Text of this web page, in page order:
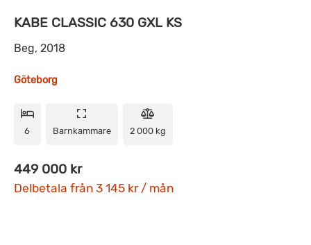
KABE CLASSIC 630 GXL KS
Beg, 2018
Göteborg
6 Barnkammare 2 000 kg
449 000 kr
Delbetala från 3 145 kr / mån